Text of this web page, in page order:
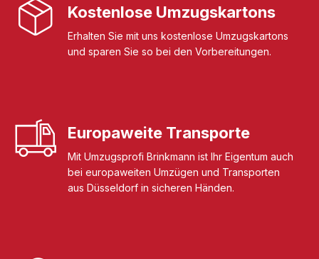
Kostenlose Umzugskartons
Erhalten Sie mit uns kostenlose Umzugskartons
und sparen Sie so bei den Vorbereitungen.
Europaweite Transporte
Mit Umzugsprofi Brinkmann ist Ihr Eigentum auch
bei europaweiten Umzügen und Transporten
aus Düsseldorf in sicheren Händen.